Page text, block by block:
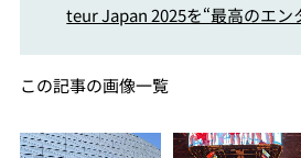
teur Japan 2025を“最高のエン
この記事の画像一覧